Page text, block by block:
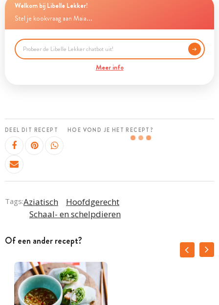
Welkom bij Libelle Lekker!
Stel je kookvraag aan Maia...
Meer info
DEEL DIT RECEPT HOE VOND JE HET RECEPT?
Tags:Aziatisch
Hoofdgerecht
Schaal- en schelpdieren
Of een ander recept?